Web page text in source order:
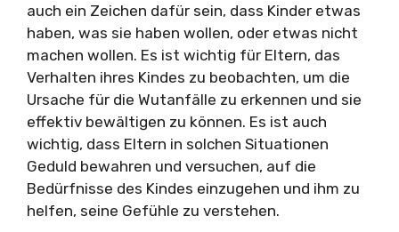
auch ein Zeichen dafür sein, dass Kinder etwas
haben, was sie haben wollen, oder etwas nicht
machen wollen. Es ist wichtig für Eltern, das
Verhalten ihres Kindes zu beobachten, um die
Ursache für die Wutanfälle zu erkennen und sie
effektiv bewältigen zu können. Es ist auch
wichtig, dass Eltern in solchen Situationen
Geduld bewahren und versuchen, auf die
Bedürfnisse des Kindes einzugehen und ihm zu
helfen, seine Gefühle zu verstehen.